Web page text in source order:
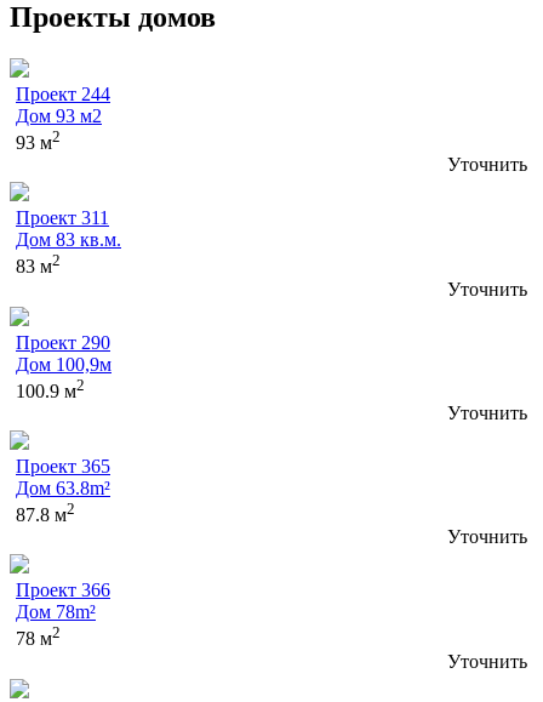
Проекты домов
Проект 244
Дом 93 м2
93 м2
Уточнить
Проект 311
Дом 83 кв.м.
83 м2
Уточнить
Проект 290
Дом 100,9м
100.9 м2
Уточнить
Проект 365
Дом 63.8m²
87.8 м2
Уточнить
Проект 366
Дом 78m²
78 м2
Уточнить